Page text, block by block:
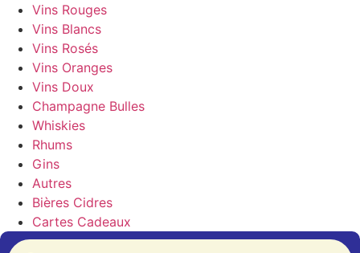
Vins Rouges
Vins Blancs
Vins Rosés
Vins Oranges
Vins Doux
Champagne Bulles
Whiskies
Rhums
Gins
Autres
Bières Cidres
Cartes Cadeaux
Recherche